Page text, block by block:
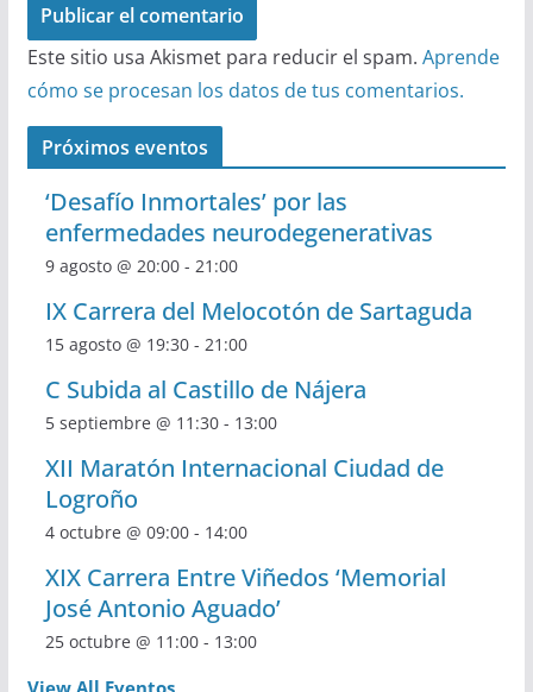
Este sitio usa Akismet para reducir el spam. Aprende
cómo se procesan los datos de tus comentarios.
Próximos eventos
‘Desafío Inmortales’ por las
enfermedades neurodegenerativas
9 agosto @ 20:00- 21:00
IX Carrera del Melocotón de Sartaguda
15 agosto @ 19:30- 21:00
C Subida al Castillo de Nájera
5 septiembre @ 11:30- 13:00
XII Maratón Internacional Ciudad de
Logroño
4 octubre @ 09:00- 14:00
XIX Carrera Entre Viñedos ‘Memorial
José Antonio Aguado’
25 octubre @ 11:00- 13:00
View All Eventos